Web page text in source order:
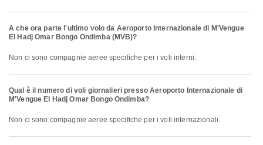
A che ora parte l'ultimo volo da Aeroporto Internazionale di M'Vengue
El Hadj Omar Bongo Ondimba (MVB)?
Non ci sono compagnie aeree specifiche per i voli interni.
Qual è il numero di voli giornalieri presso Aeroporto Internazionale di
M'Vengue El Hadj Omar Bongo Ondimba?
Non ci sono compagnie aeree specifiche per i voli internazionali.